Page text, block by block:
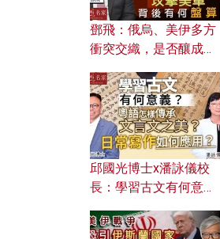
鄧飛：俄烏、美伊多方
衝突交織，是否釀成世
風險攻擊美軍，背後有
何盤算？
邱國光博士x潘詠儀校
長：學習古文有何意
文之美？ 日常寫作如何